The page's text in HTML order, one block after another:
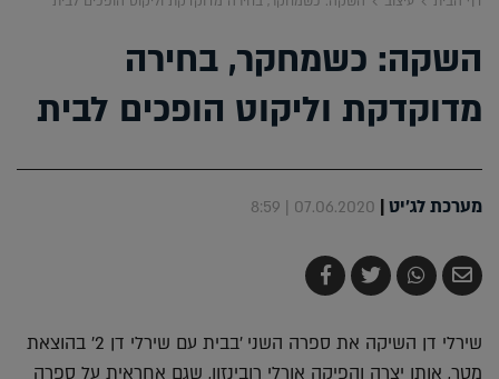
השקה: כשמחקר, בחירה
מדוקדקת וליקוט הופכים לבית
מערכת לג'יט|
07.06.2020 | 8:59
שלח
בדואר
שתף
ב-
צייץ
ב-
שתף
ב-
שירלי דן השיקה את ספרה השני 'בבית עם שירלי דן 2' בהוצאת
מטר, אותו יצרה והפיקה אורלי רובינזון, שגם אחראית על ספרה